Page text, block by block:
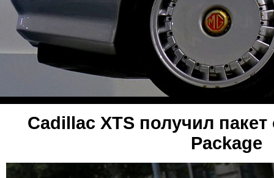
Cadillac XTS получил
Package